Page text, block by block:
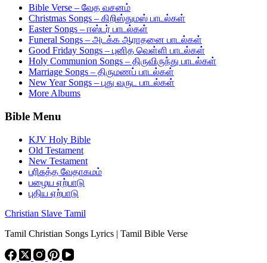
Bible Verse – வேத வசனம்
Christmas Songs – கிறிஸ்துமஸ் பாடல்கள்
Easter Songs – ஈஸ்டர் பாடல்கள்
Funeral Songs – அடக்க ஆராதனை பாடல்கள்
Good Friday Songs – புனித வெள்ளி பாடல்கள்
Holy Communion Songs – திருவிருந்து பாடல்கள்
Marriage Songs – திருமணப் பாடல்கள்
New Year Songs – புது வருட பாடல்கள்
More Albums
Bible Menu
KJV Holy Bible
Old Testament
New Testament
பரிசுத்த வேதாகமம்
பழைய ஏற்பாடு
புதிய ஏற்பாடு
Christian Slave Tamil
Tamil Christian Songs Lyrics | Tamil Bible Verse